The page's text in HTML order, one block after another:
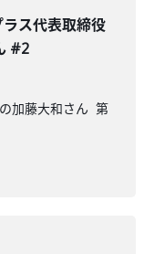
ス代表取締役
#2
加藤大和さん 第